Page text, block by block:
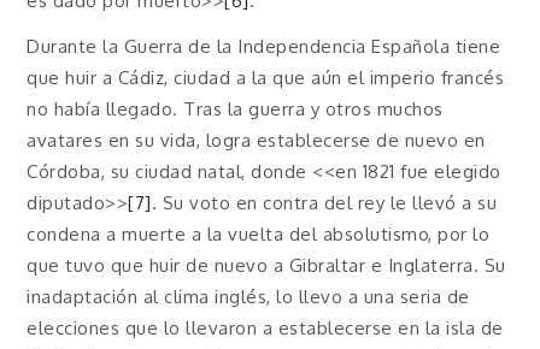
Durante la Guerra de la Independencia Española tiene
que huir a Cádiz, ciudad a la que aún el imperio francés
no había llegado. Tras la guerra y otros muchos
avatares en su vida, logra establecerse de nuevo en
Córdoba, su ciudad natal, donde <<en 1821 fue elegido
diputado>>[7]. Su voto en contra del rey le llevó a su
condena a muerte a la vuelta del absolutismo, por lo
que tuvo que huir de nuevo a Gibraltar e Inglaterra. Su
inadaptación al clima inglés, lo llevo a una seria de
elecciones que lo llevaron a establecerse en la isla de